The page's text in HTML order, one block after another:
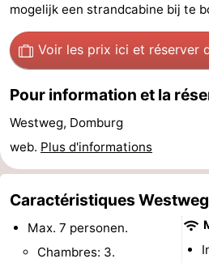
intérieures
de
mini-
de
bien-
Villages
&
Nature
guidées
Sports
-
Piscines
-
Faire
-
mogelijk een strandcabine bij te
Voir les prix ici et réserver
Pour information et la
Westweg, Domburg
web. Plus d'informations
Caractéristiques
Max. 7 personen.
Chambres: 3.